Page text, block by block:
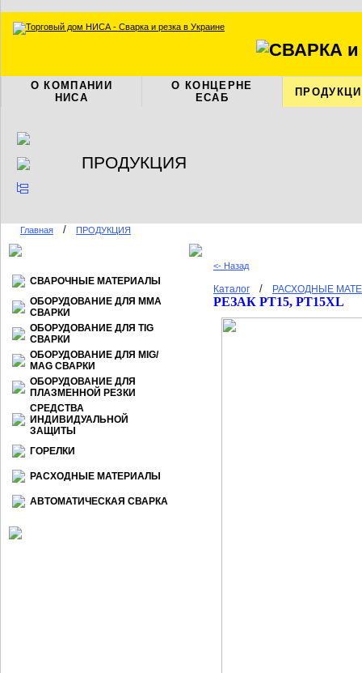
О КОМПАНИИ
НИСА
О КОНЦЕРНЕ
ЕСАБ
ПРОДУКЦИЯ
Главная / ПРОДУКЦИЯ
СВАРОЧНЫЕ МАТЕРИАЛЫ
ОБОРУДОВАНИЕ ДЛЯ ММА
СВАРКИ
ОБОРУДОВАНИЕ ДЛЯ TIG
СВАРКИ
ОБОРУДОВАНИЕ ДЛЯ МIG/
МАG СВАРКИ
ОБОРУДОВАНИЕ ДЛЯ
ПЛАЗМЕННОЙ РЕЗКИ
СРЕДСТВА
ИНДИВИДУАЛЬНОЙ
ЗАЩИТЫ
ГОРЕЛКИ
РАСХОДНЫЕ МАТЕРИАЛЫ
АВТОМАТИЧЕСКАЯ СВАРКА
<- Назад
Каталог / РАСХОДНЫЕ
РЕЗАК PT15, PT15XL